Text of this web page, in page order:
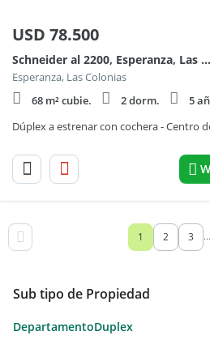
USD 78.500
Schneider al 2200, Esperanza, Las Colonias
Esperanza, Las Colonias
68 m² cubie.
2 dorm.
5
Dúplex a estrenar con cochera - Centro
1 2 3 ...
Sub tipo de Propiedad
DepartamentoDuplex